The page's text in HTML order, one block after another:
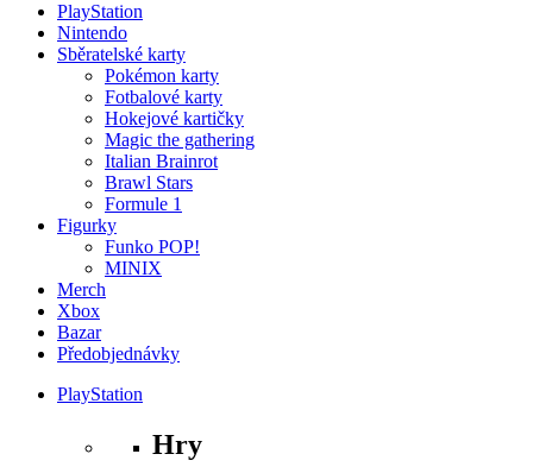
PlayStation
Nintendo
Sběratelské karty
Pokémon karty
Fotbalové karty
Hokejové kartičky
Magic the gathering
Italian Brainrot
Brawl Stars
Formule 1
Figurky
Funko POP!
MINIX
Merch
Xbox
Bazar
Předobjednávky
PlayStation
Hry